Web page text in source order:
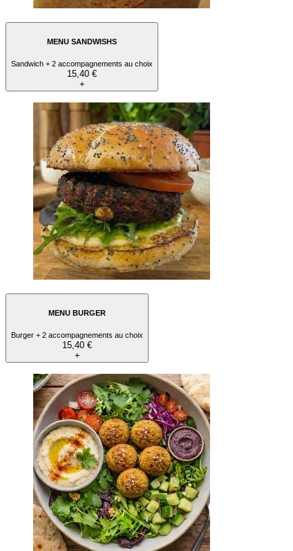
MENU SANDWISHS
Sandwich + 2 accompagnements au choix
15,40 €
+
MENU BURGER
Burger + 2 accompagnements au choix
15,40 €
+